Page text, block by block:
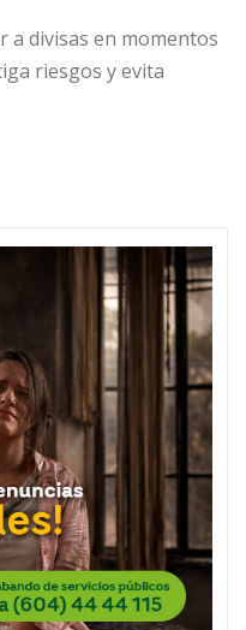
a divisas en momentos
riesgos y evita